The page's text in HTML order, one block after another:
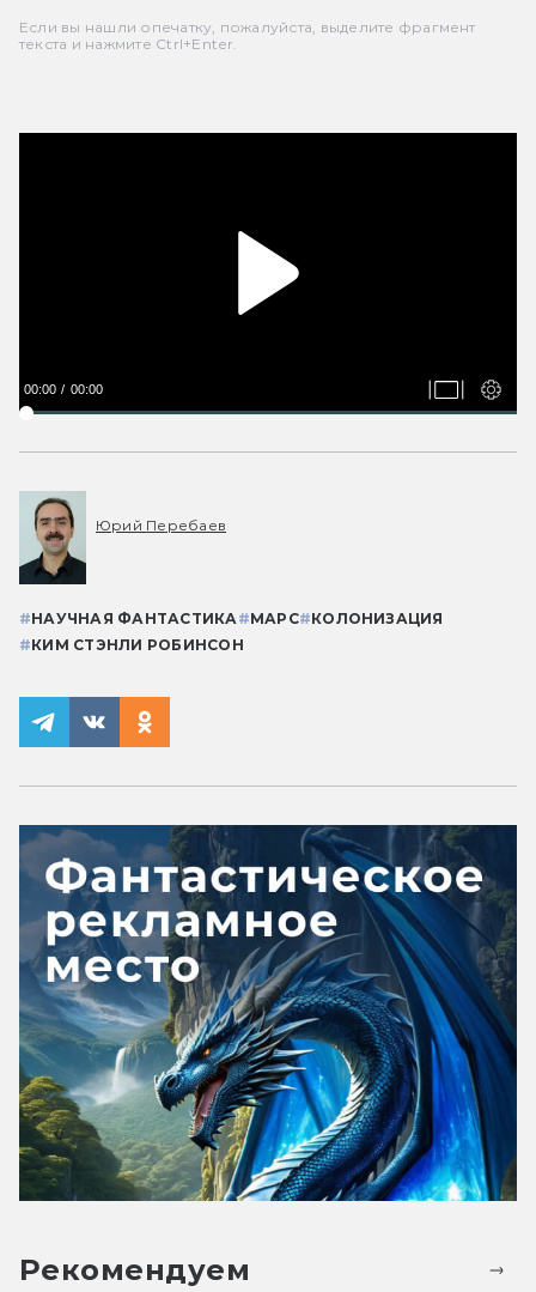
Если вы нашли опечатку, пожалуйста, выделите фрагмент
текста и нажмите Ctrl+Enter.
00:00 00:00
Юрий Перебаев
#НАУЧНАЯ ФАНТАСТИКА#МАРС#КОЛОНИЗАЦИЯ
#КИМ СТЭНЛИ РОБИНСОН
Рекомендуем